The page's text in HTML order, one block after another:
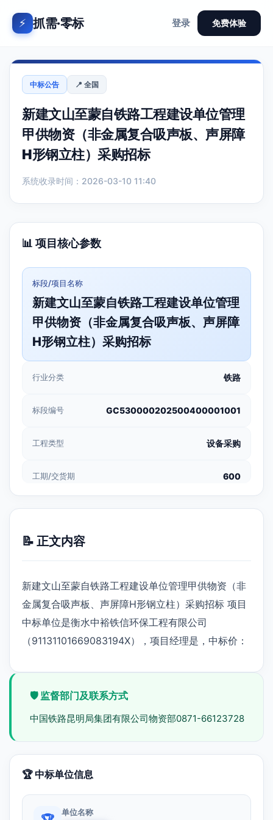
⚡ 抓需·零标 登录 免费体验
中标公告 📍 全国
新建文山至蒙自铁路工程建设单位管理
甲供物资（非金属复合吸声板、声屏障
H形钢立柱）采购招标
系统收录时间：2026-03-10 11:40
📊 项目核心参数
标段/项目名称
新建文山至蒙自铁路工程建设单位管理
甲供物资（非金属复合吸声板、声屏障
H形钢立柱）采购招标
行业分类 铁路
标段编号 GC530000202500400001001
工程类型 设备采购
工期/交货期 600
📝 正文内容
新建文山至蒙自铁路工程建设单位管理甲供物资（非
金属复合吸声板、声屏障H形钢立柱）采购招标 项目
中标单位是衡水中裕铁信环保工程有限公司
（91131101669083194X），项目经理是，中标价：
🛡️ 监督部门及联系方式
中国铁路昆明局集团有限公司物资部0871-66123728
🏆 中标单位信息
单位名称